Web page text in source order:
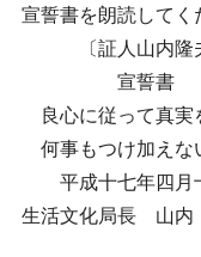
宣誓書を朗読してく
〔証人山内隆夫
宣誓書
良心に従って真実
何事もつけ加えな
平成十七年四月
生活文化局長 山